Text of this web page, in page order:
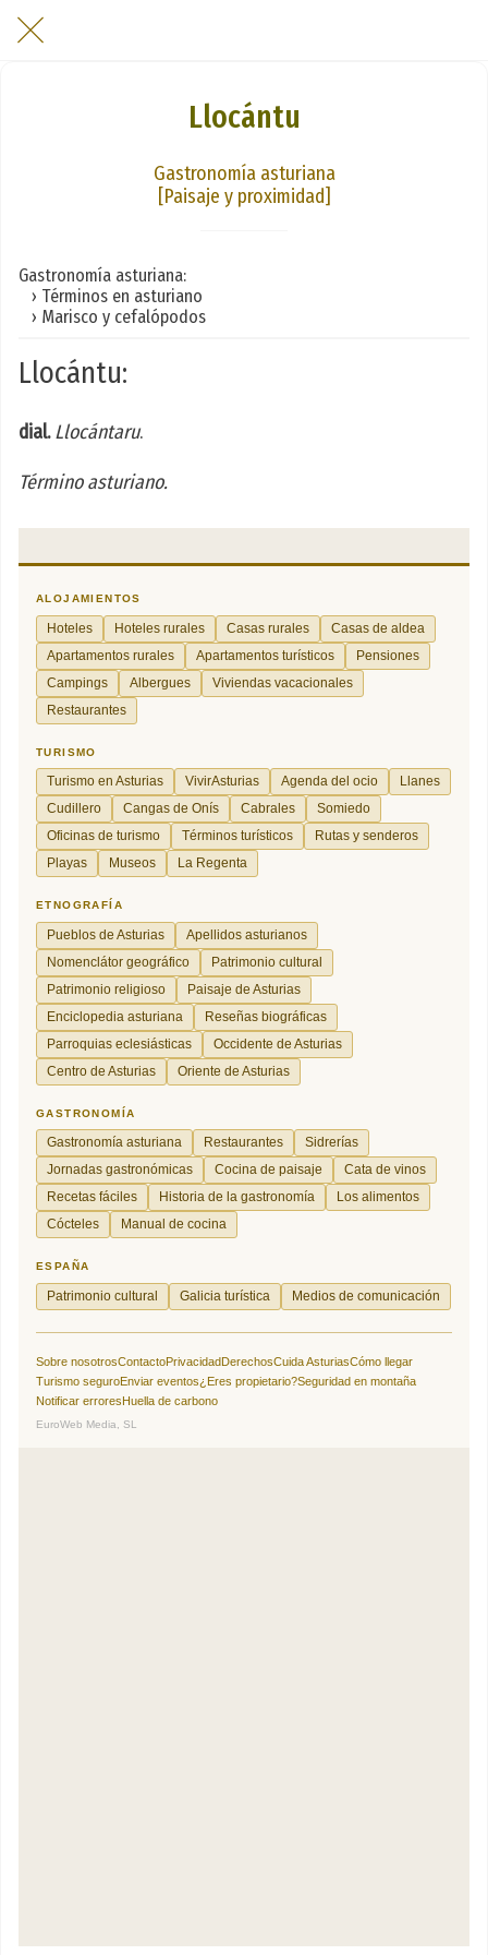
Llocántu
Gastronomía asturiana
[Paisaje y proximidad]
Gastronomía asturiana:
› Términos en asturiano
› Marisco y cefalópodos
Llocántu:
dial. Llocántaru.
Término asturiano.